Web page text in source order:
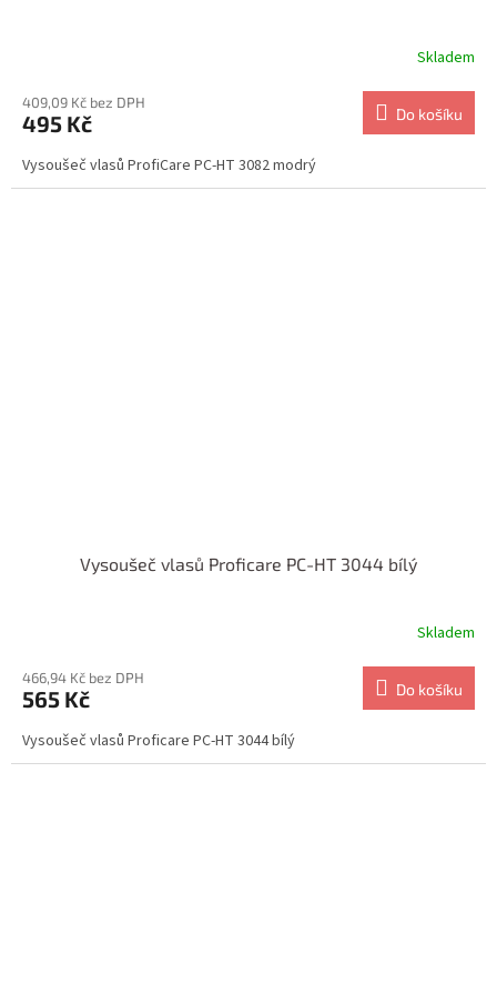
Skladem
409,09 Kč bez DPH
495 Kč Do košíku
Vysoušeč vlasů ProfiCare PC-HT 3082 modrý
Vysoušeč vlasů Proficare PC-HT 3044 bílý
Skladem
466,94 Kč bez DPH
565 Kč Do košíku
Vysoušeč vlasů Proficare PC-HT 3044 bílý